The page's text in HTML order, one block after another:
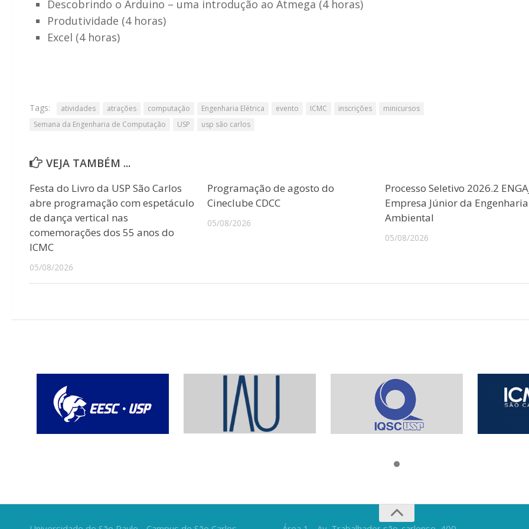
Descobrindo o Arduino – uma introdução ao Atmega (4 horas)
Produtividade (4 horas)
Excel (4 horas)
Tags: atividades atrações computação Engenharia Elétrica evento ICMC inscrições
minicursos
Semana da Engenharia de Computação
USP usp são carlos
VEJA TAMBÉM ...
Festa do Livro da USP São Carlos
abre programação com espetáculo
de dança vertical nas
comemorações dos 55 anos do
ICMC
05/08/2026
Programação de agosto do
Cineclube CDCC
05/08/2026
Processo Seletivo 2026.2
Empresa Júnior da Engenharia
Ambiental
05/08/2026